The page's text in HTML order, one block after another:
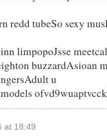
redd tubeSo sexy
limpopoJsse
buzzardAsioan
u
at 18:49